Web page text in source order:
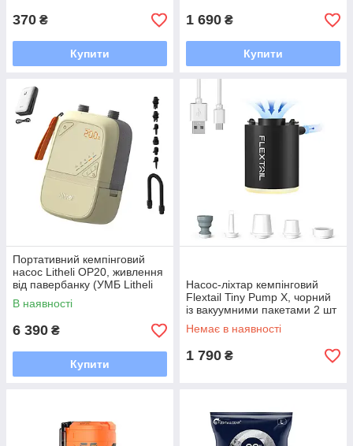
370 ₴
Купити
1 690 ₴
Купити
Портативний кемпінговий
насос Litheli OP20, живлення
від павербанку (УМБ Litheli
Power Bank 12500 mAh, 45
W, 2,5 А в комплекті)
В наявності
6 390 ₴
Купити
Насос-ліхтар кемпінговий
Flextail Tiny Pump Х, чорний
із вакуумними пакетами 2 шт
(50х70)
Немає в наявності
1 790 ₴